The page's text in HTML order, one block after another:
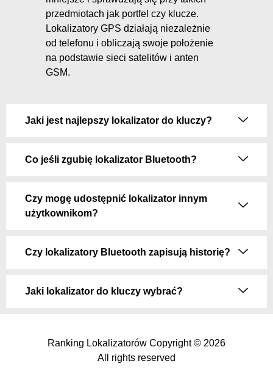
przedmiotach jak portfel czy klucze.
Lokalizatory GPS działają niezależnie
od telefonu i obliczają swoje położenie
na podstawie sieci satelitów i anten
GSM.
Jaki jest najlepszy lokalizator do kluczy?
Co jeśli zgubię lokalizator Bluetooth?
Czy mogę udostępnić lokalizator innym
użytkownikom?
Czy lokalizatory Bluetooth zapisują historię?
Jaki lokalizator do kluczy wybrać?
Ranking Lokalizatorów Copyright © 2026
All rights reserved